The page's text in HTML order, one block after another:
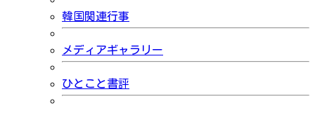
韓国関連行事
メディアギャラリー
ひとこと書評